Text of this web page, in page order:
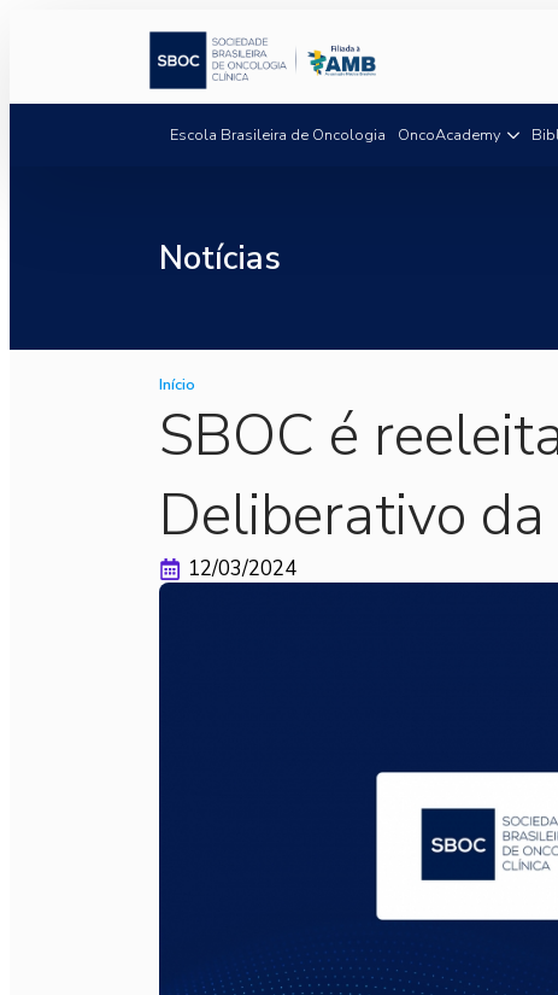
Escola Brasileira de Oncologia OncoAcademy
Notícias
Início
SBOC é
Deliberativo
12/03/2024